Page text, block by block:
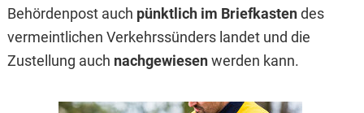
Behördenpost auch pünktlich im Briefkastendes
vermeintlichen Verkehrssünders landet und die
Zustellung auch nachgewiesenwerden kann.